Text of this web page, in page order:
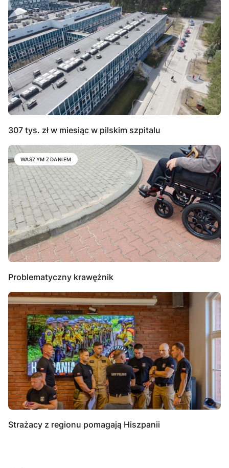
307 tys. zł w miesiąc w pilskim szpitalu
WASZYM ZDANIEM
Problematyczny krawężnik
Strażacy z regionu pomagają Hiszpanii